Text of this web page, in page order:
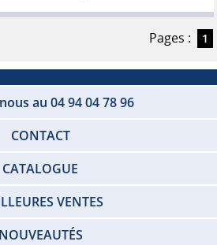
Pages : 1
au 04 94 04 78 96
CONTACT
CATALOGUE
VENTES
NOUVEAUTÉS